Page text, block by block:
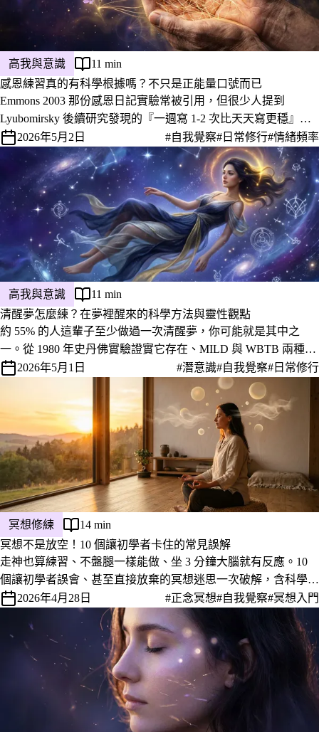
高我與意識
11 min
感恩練習真的有科學根據嗎？不只是正能量口號而已
Emmons 2003 那份感恩日記實驗常被引用，但很少人提到
Lyubomirsky 後續研究發現的『一週寫 1-2 次比天天寫更穩』。
整理感恩練習真正起作用的腦機制、為什麼有些人寫久了越來越
麻木，以及那個少有人提起的『感恩疲勞』訊號。
2026年5月2日 #自我覺察#日常修行#情緒頻率
高我與意識
11 min
清醒夢怎麼練？在夢裡醒來的科學方法與靈性觀點
約 55% 的人這輩子至少做過一次清醒夢，你可能就是其中之
一。從 1980 年史丹佛實驗證實它存在、MILD 與 WBTB 兩種主
流訓練法，到藏傳夢瑜伽看待清醒夢的不同角度，一篇整理完。
2026年5月1日 #潛意識#自我覺察#日常修行
冥想修練
14 min
冥想不是放空！10 個讓初學者卡住的常見誤解
走神也算練習、不盤腿一樣能做、坐 3 分鐘大腦就有反應。10
個讓初學者誤會、甚至直接放棄的冥想迷思一次破解，含科學研
究、副作用警示與華人文化包袱。
2026年4月28日 #正念冥想#自我覺察#冥想入門